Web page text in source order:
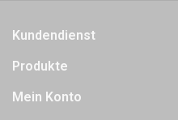
Kundendienst
Produkte
Mein Konto